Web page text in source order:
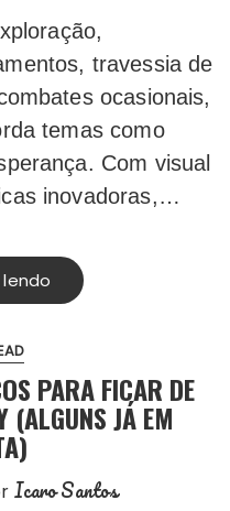
travessia de
ocasionais,
temas como
Com visual
inovadoras,…
PARA FICAR DE
(ALGUNS JÁ EM
Icaro Santos